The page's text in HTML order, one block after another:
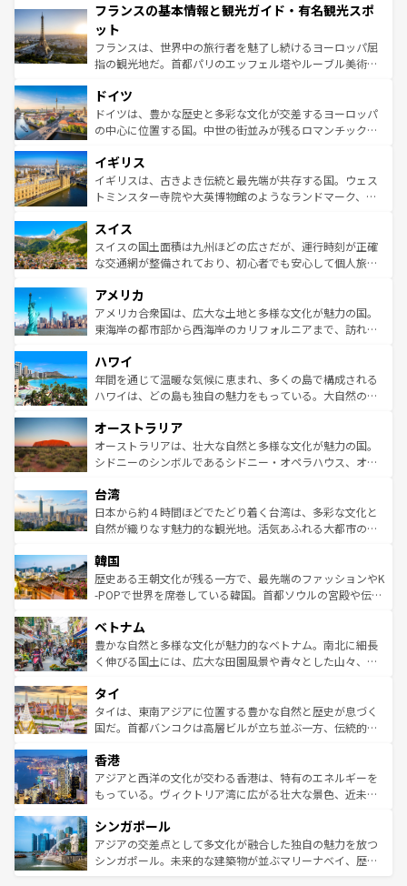
ませてくれるイタリアで、忘れられない旅をしてみよう！
なお、新着のイタリア情報は
しい。
文化が根付くこの国では、情熱的なフラメンコ、熱気あふ
れる闘牛、そして美味しいタパスが生活の一部となってい
る。首都マドリードの洗練された雰囲気や、バルセロナの
アートに溢れた街角から、地方では古代ローマ遺跡や中世
せる。地方によって風土や気候が異なるスペインはその個
性で訪れる人を魅了する。 なお、新着のスペイン情報は コ
ンテンツ一覧を参照してほしい。
フランスの基本情報と観光ガイド・有名観光スポ
ット
フランスは、世界中の旅行者を魅了し続けるヨーロッパ屈
指の観光地だ。首都パリのエッフェル塔やルーブル美術館
で、幅広い魅力が詰まっている。華麗な宮殿、歴史的な大
聖堂、美しいビーチ、そして豊かな自然が、訪れる者を心
から魅了する。また、フランスは美食の国としても知ら
いる。シャンパンの発祥地であるランス、プロヴァンスの
香り高いラベンダー畑など、多彩な楽しみ方が可能だ。さ
らに、パリ以外の地域にも魅力が溢れており、どの街角に
れる地方に足を運ぶとそれぞれで全く異なる文化を体験で
きるだろう。 なお、新着のフランス情報はコンテンツ一覧
を参照してほしい。
ドイツ
ドイツは、豊かな歴史と多彩な文化が交差するヨーロッパ
の中心に位置する国。中世の街並みが残るロマンチック街
顔を持つこの国は、どこを歩いても飽きることがない。ベ
ルリンの文化的活気、バイエルン州のアルプスの絶景、そ
してライン川沿いのワイン畑といった風景は必見。ビール
は、お酒好きな人にはぜひ体験してほしい。 なお、新着の
ドイツ情報はコンテンツ一覧を参照してほしい。
イギリス
イギリスは、古きよき伝統と最先端が共存する国。ウェス
トミンスター寺院や大英博物館のようなランドマーク、歴
リアごとに異なる魅力がある。また、優雅なアフタヌーン
ティー、ビール好きにはたまらない英国パブ、サッカー観
戦など、本場だからこそできる体験も豊富。イギリスを旅
ンツ一覧を参照してほしい。
スイス
スイスの国土面積は九州ほどの広さだが、運行時刻が正確
な交通網が整備されており、初心者でも安心して個人旅行
の建物がそのまま残る町や、スイスならではのユニークな
博物館もあり、アルプス観光だけでなく町歩きも満喫する
ことができる。国民の所得が高いため物価も高いが、旅行
ば市内交通費無料で観光を楽しむこともできる。 なお、新
着のスイス情報はコンテンツ一覧 を参照してほしい。
アメリカ
アメリカ合衆国は、広大な土地と多様な文化が魅力の国。
東海岸の都市部から西海岸のカリフォルニアまで、訪れる
のような巨大都市は、観光、ショッピング、エンターテイ
ンメントが詰まった刺激的なスポットだ。一方、アメリカ
西部には大自然が広がり、グランドキャニオンやイエロー
部のニューオーリンズでは、音楽と美食が融合した独特の
文化が魅力。旅行者はアメリカの各地域で異なる魅力を楽
しみながら、その多様性と豊かな歴史を感じることができ
ならではの贅沢な旅のスタイルだ。 なお、新着のアメリカ
情報はコンテンツ一覧を参照してほしい。
ハワイ
年間を通じて温暖な気候に恵まれ、多くの島で構成される
ハワイは、どの島も独自の魅力をもっている。大自然の神
ワイ島は見逃せない。また、定番の観光地といえばオアフ
島だが、静かな自然を求めるならマウイ島やカウアイ島が
おすすめ。エメラルドグリーンに輝く海をはじめ、豊かな
れるおもてなしの心で訪れる人々を迎えてくれるハワイの
人々、おいしいローカルフードやハワイアンミュージッ
ク、伝統的なフラダンスなど、すべてがハワイの魅力を彩
ワイを、存分に味わってほしい。 なお、新着のハワイ情報
はコンテンツ一覧を参照してほしい。
オーストラリア
オーストラリアは、壮大な自然と多様な文化が魅力の国。
シドニーのシンボルであるシドニー・オペラハウス、オー
リアリーフや大陸中央部にそびえるウルル（エアーズロッ
ク）、タスマニアの美しい原生林やケアンズの熱帯雨林な
ど、見どころがたくさん。また、カフェやワイン、オージ
いる。アクティビティも充実しており、サーフィンやダイ
ビング、ハイキングなど、アウトドア好きにはたまらな
い。オーストラリアの多彩な魅力を存分に味わいつくそ
参照してほしい。
台湾
日本から約４時間ほどでたどり着く台湾は、多彩な文化と
自然が織りなす魅力的な観光地。活気あふれる大都市の台
ン）、静ひつな山岳地帯である台湾東部など、都市の喧騒
と山間の静けさが共存しており、訪れる人に新しい発見と
驚きをもたらしてくれる。また、奥深い台湾の食文化も魅
容にもいいと評判のスイーツなど、バラエティ豊かな料理
が味わえる。 なお、新着の台湾情報は コンテンツ一覧を参
照してほしい。
韓国
歴史ある王朝文化が残る一方で、最先端のファッションやK
-POPで世界を席巻している韓国。首都ソウルの宮殿や伝統
き、地方に足を延ばせば四季折々の自然美を楽しむことが
できる。そして、キムチや焼肉、絶品のストリートフード
まで、さまざまな韓国料理が待っている。夜には、韓国な
リティに包まれながら、韓国の多彩な魅力を心ゆくまで味
わってみてほしい。 なお、新着の韓国情報はコンテンツ一
覧を参照してほしい。
ベトナム
豊かな自然と多様な文化が魅力的なベトナム。南北に細長
く伸びる国土には、広大な田園風景や青々とした山々、世
急速な発展と共に伝統が息づく。ハノイの古い町並みやホ
ーチミン市のフランス統治時代の建物も、独特の雰囲気を
醸し出している。また、バラエティの豊かさとおいしさで
とつ。フォーやバインミー、ベトナムコーヒーなどは、ぜ
ひ現地で味わいたい。どの地域を訪れてもあたたかい人々
が旅行者を迎えてくれるので、きっと忘れられない旅にな
参照してほしい。
タイ
タイは、東南アジアに位置する豊かな自然と歴史が息づく
国だ。首都バンコクは高層ビルが立ち並ぶ一方、伝統的な
の活気が交差している。北部ではチェンマイなどの山岳地
帯で自然と触れ合い、南部ではプーケットやクラビの美し
いビーチでリゾート気分を楽しむことができる。タイ料理
激する。気候は一年中温暖で、どの季節にも異なる楽しみ
が待っている。親しみやすいタイの人々、仏教を中心とし
た文化、そして多様な観光資源が、訪れる旅人を魅了し続
香港
アジアと西洋の文化が交わる香港は、特有のエネルギーを
もっている。ヴィクトリア湾に広がる壮大な景色、近未来
み、どこを訪れても感動するはず。観光スポットが密集し
ており、効率よく見どころを回れるのも魅力。息をのむよ
うな絶景から文化的な体験まで、香港を存分に楽しみ尽く
シンガポール
アジアの交差点として多文化が融合した独自の魅力を放つ
シンガポール。未来的な建築物が並ぶマリーナベイ、歴史